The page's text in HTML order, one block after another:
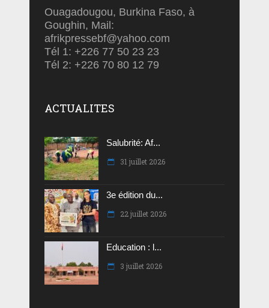
Ouagadougou, Burkina Faso, à
Goughin, Mail:
afrikpressebf@yahoo.com
Tél 1: +226 77 50 23 23
Tél 2: +226 70 80 12 79
ACTUALITES
Salubrité: Af...
31 juillet 2026
3e édition du...
22 juillet 2026
Education : l...
3 juillet 2026